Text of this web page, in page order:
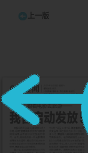
上一版